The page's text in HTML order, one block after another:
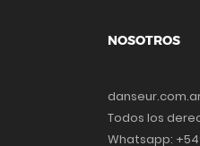
NOSOTROS
Todos los
Whatsapp: